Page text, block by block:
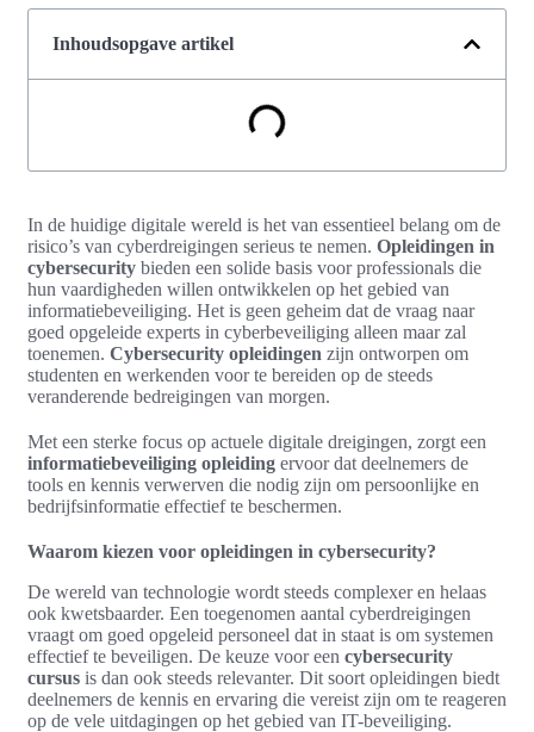
Inhoudsopgave artikel
In de huidige digitale wereld is het van essentieel belang om de
risico’s van cyberdreigingen serieus te nemen. Opleidingen in
cybersecurity bieden een solide basis voor professionals die
hun vaardigheden willen ontwikkelen op het gebied van
informatiebeveiliging. Het is geen geheim dat de vraag naar
goed opgeleide experts in cyberbeveiliging alleen maar zal
toenemen. Cybersecurity opleidingen zijn ontworpen om
studenten en werkenden voor te bereiden op de steeds
veranderende bedreigingen van morgen.
Met een sterke focus op actuele digitale dreigingen, zorgt een
informatiebeveiliging opleiding ervoor dat deelnemers de
tools en kennis verwerven die nodig zijn om persoonlijke en
bedrijfsinformatie effectief te beschermen.
Waarom kiezen voor opleidingen in cybersecurity?
De wereld van technologie wordt steeds complexer en helaas
ook kwetsbaarder. Een toegenomen aantal cyberdreigingen
vraagt om goed opgeleid personeel dat in staat is om systemen
effectief te beveiligen. De keuze voor een cybersecurity
cursus is dan ook steeds relevanter. Dit soort opleidingen biedt
deelnemers de kennis en ervaring die vereist zijn om te reageren
op de vele uitdagingen op het gebied van IT-beveiliging.